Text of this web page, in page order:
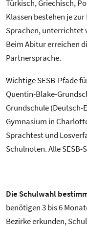
Türkisch, Griechisch,
Klassen bestehen je
Sprachen, unterrichtet
Beim Abitur erreichen
Partnersprache.
Wichtige SESB-Pfade
Quentin-Blake-
Grundschule
Gymnasium in
Sprachtest und
Schulnoten. Alle
Die Schulwahl
benötigen 3 bis 6
Bezirke erkunden,